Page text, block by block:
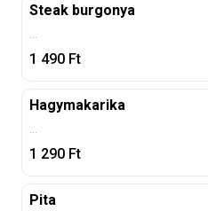
Steak burgonya
...
1 490 Ft
Hagymakarika
...
1 290 Ft
Pita